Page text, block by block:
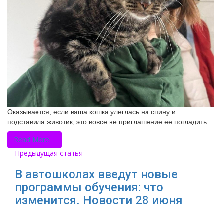
Оказывается, если ваша кошка улеглась на спину и
подставила животик, это вовсе не приглашение ее погладить
Read More
Предыдущая статья
В автошколах введут новые
программы обучения: что
изменится. Новости 28 июня